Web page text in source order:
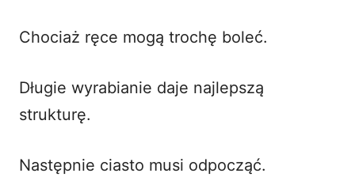
Chociaż ręce mogą trochę boleć.
Długie wyrabianie daje najlepszą
strukturę.
Następnie ciasto musi odpocząć.